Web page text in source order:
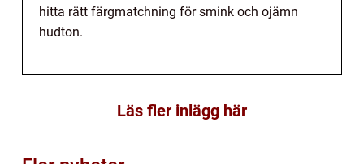
hitta rätt färgmatchning för smink och ojämn
hudton.
Läs fler inlägg här